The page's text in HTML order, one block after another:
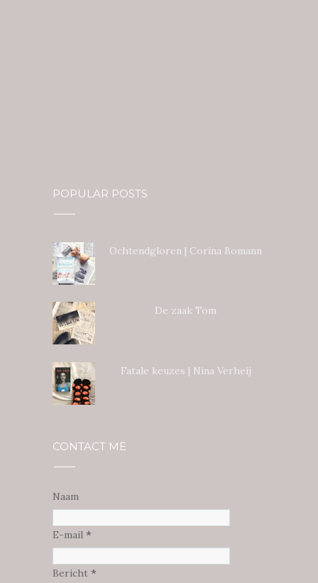
POPULAR POSTS
Ochtendgloren | Corina Bomann
De zaak Tom
Fatale keuzes | Nina Verheij
CONTACT ME
Naam
E-mail *
Bericht *